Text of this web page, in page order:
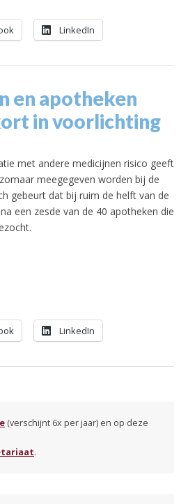
LinkedIn
en apotheken
in voorlichting
met andere medicijnen risico geeft
meegegeven worden bij de
gebeurt dat bij ruim de helft van de
een zesde van de 40 apotheken die
LinkedIn
(verschijnt 6x per jaar) en op deze
.